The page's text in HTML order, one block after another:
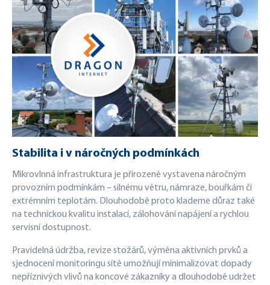
Stabilita i v náročných podmínkách
Mikrovlnná infrastruktura je přirozeně vystavena náročným
provozním podmínkám – silnému větru, námraze, bouřkám či
extrémním teplotám. Dlouhodobě proto klademe důraz také
na technickou kvalitu instalací, zálohování napájení a rychlou
servisní dostupnost.
Pravidelná údržba, revize stožárů, výměna aktivních prvků a
sjednocení monitoringu sítě umožňují minimalizovat dopady
nepříznivých vlivů na koncové zákazníky a dlouhodobě udržet